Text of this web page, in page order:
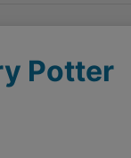
Potter